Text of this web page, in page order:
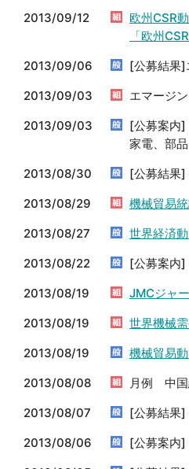
2013/09/12
欧州CSR
「欧州
2013/09/06
[公募結果]
2013/09/03
エマージ
2013/09/03
[公募案内]
家電、部品
2013/08/30
[公募結果]
2013/08/29
機械貿易統
2013/08/27
世界経済動
2013/08/22
[公募案内]
2013/08/19
JMCジャ
2013/08/19
世界機械
2013/08/19
機械貿易動
2013/08/08
月例 中
2013/08/07
[公募結果]
2013/08/06
[公募案内]